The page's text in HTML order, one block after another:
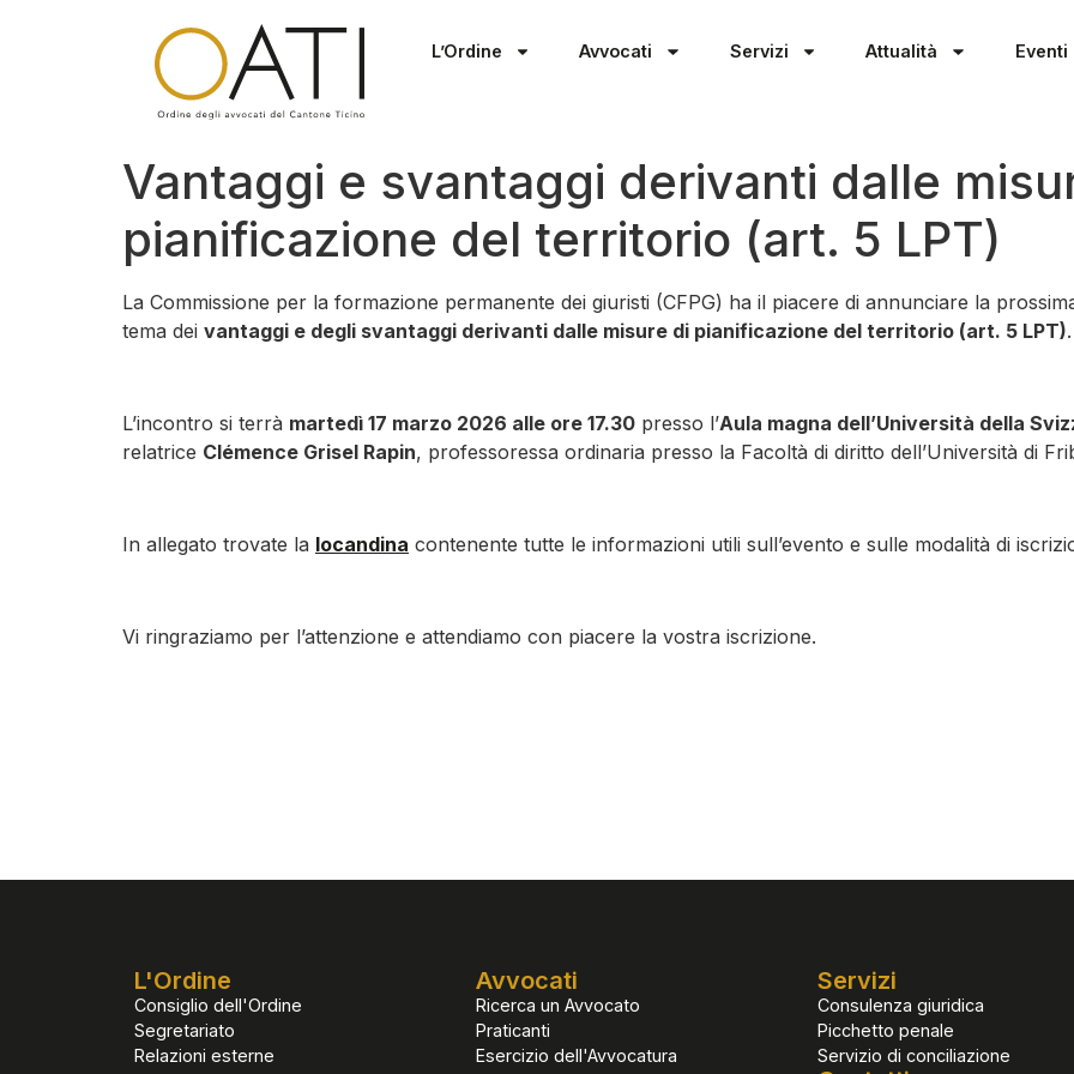
L’Ordine Avvocati Servizi Attualità Eventi
Vantaggi e svantaggi derivanti dalle
pianificazione del territorio (art. 5 LPT)
La Commissione per la formazione permanente dei giuristi (CFPG) ha il piacere di annunciare la
tema dei vantaggi e degli svantaggi derivanti dalle misure di pianificazione del territorio (art. 5 LPT).
L’incontro si terrà martedì 17 marzo 2026 alle ore 17.30 presso l’Aula magna dell’Università della
relatrice Clémence Grisel Rapin, professoressa ordinaria presso la Facoltà di diritto dell’Università di
In allegato trovate la locandina contenente tutte le informazioni utili sull’evento e sulle modalità di
Vi ringraziamo per l’attenzione e attendiamo con piacere la vostra iscrizione.
L'Ordine
Consiglio dell'Ordine
Segretariato
Relazioni esterne
Avvocati
Ricerca un Avvocato
Praticanti
Esercizio dell'Avvocatura
Servizi
Consulenza giuridica
Picchetto penale
Servizio di conciliazione